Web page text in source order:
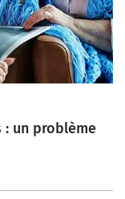
: un problème